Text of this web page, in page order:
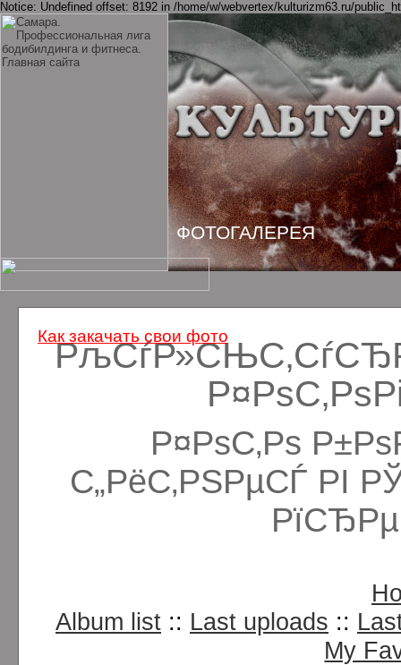
Notice: Undefined offset: 8192 in /home/w/webvertex/kulturizm63.ru/
Р¤РѕС‚Рѕ
С„РёС‚РЅРµСЃ РІ
Album list :: Last uploads ::
My
ФОТОГАЛЕРЕЯ
Как закачать свои фото